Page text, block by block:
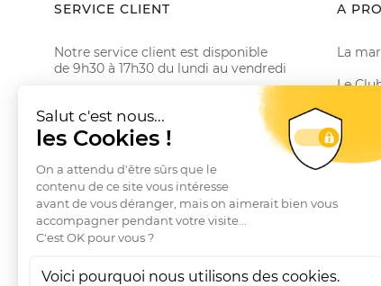
SERVICE CLIENT
Notre service client est disponible
de 9h30 à 17h30 du lundi au vendredi
bonjour@charleskammer.fr
Téléphone 01 78 35 10 20
Conditions générales de vente
Questions fréquentes
RGPD
Livraisons et Retours
Conditions générales des promotions
A
La
Le